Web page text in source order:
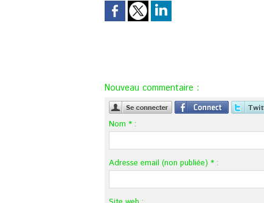
Nouveau commentaire :
Nom * :
Adresse email (non publiée) * :